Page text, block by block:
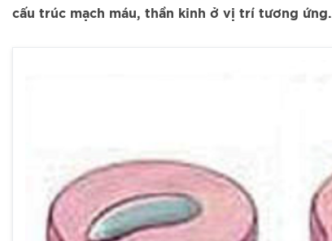
cấu trúc mạch máu, thần kinh ở vị trí tương ứng.